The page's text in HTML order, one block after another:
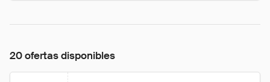
20 ofertas disponibles